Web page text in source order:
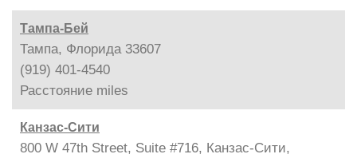
Тампа-Бей
Тампа, Флорида 33607
(919) 401-4540
Расстояние miles
Канзас-Сити
800 W 47th Street, Suite #716, Канзас-Сити,